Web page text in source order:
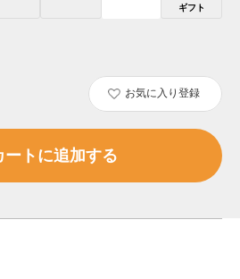
ギフト
お気に入り登録